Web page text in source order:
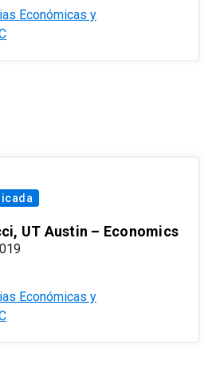
Económicas y
UT Austin – Economics
Económicas y